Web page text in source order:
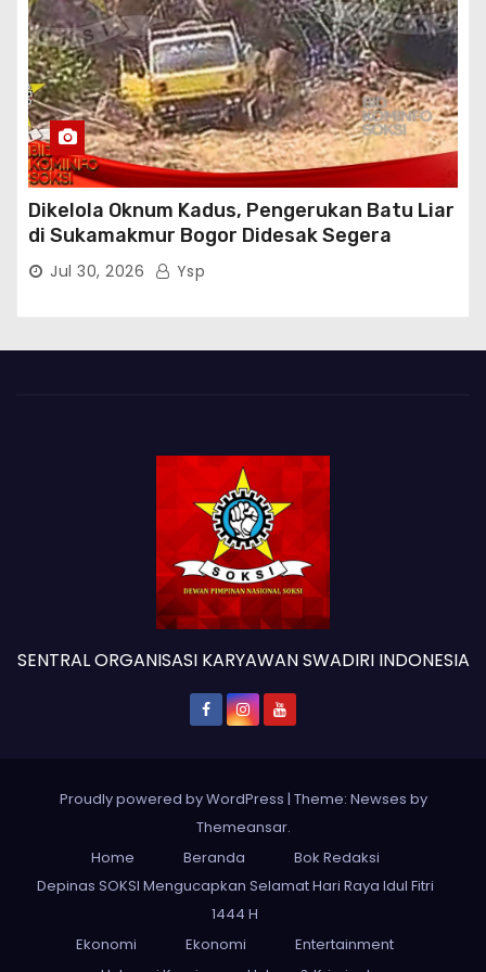
Dikelola Oknum Kadus, Pengerukan Batu Liar
di Sukamakmur Bogor Didesak Segera
Ditindak Hukum
Jul 30, 2026 Ysp
SENTRAL ORGANISASI KARYAWAN SWADIRI INDONESIA
Proudly powered by WordPress | Theme: Newses by
Themeansar.
Home
Beranda
Bok Redaksi
Depinas SOKSI Mengucapkan Selamat Hari Raya Idul Fitri
1444 H
Ekonomi
Ekonomi
Entertainment